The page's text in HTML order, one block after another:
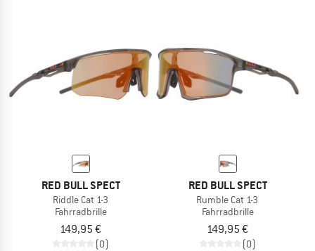
RED BULL SPECT
Riddle Cat 1-3
Fahrradbrille
149,95 €
(0)
RED BULL SPECT
Rumble Cat 1-3
Fahrradbrille
149,95 €
(0)